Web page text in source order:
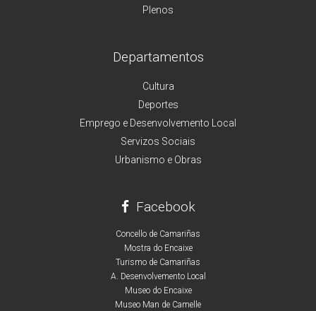
Plenos
Departamentos
Cultura
Deportes
Emprego e Desenvolvemento Local
Servizos Sociais
Urbanismo e Obras
Facebook
Concello de Camariñas
Mostra do Encaixe
Turismo de Camariñas
A. Desenvolvemento Local
Museo do Encaixe
Museo Man de Camelle